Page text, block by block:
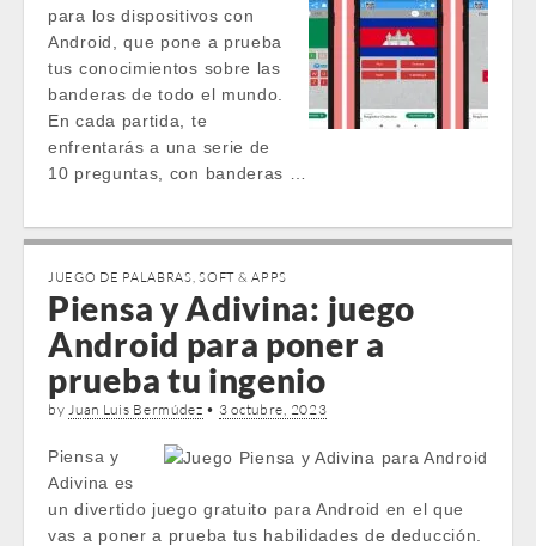
para los dispositivos con
Android, que pone a prueba
tus conocimientos sobre las
banderas de todo el mundo.
En cada partida, te
enfrentarás a una serie de
10 preguntas, con banderas …
JUEGO DE PALABRAS,SOFT & APPS
Piensa y Adivina: juego
Android para poner a
prueba tu ingenio
byJuan Luis Bermúdez • 3 octubre, 2023
Piensa y
Adivina es
un divertido juego gratuito para Android en el que
vas a poner a prueba tus habilidades de deducción.